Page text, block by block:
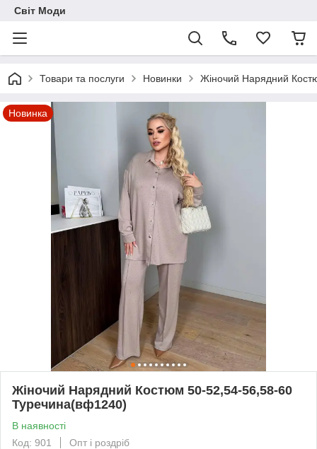
Світ Моди
Товари та послуги Новинки Жіночий Нарядний
Новинка
Жіночий Нарядний Костюм 50-52,54-56,58-60
Туречина(вф1240)
В наявності
Код: 901
Опт і роздріб